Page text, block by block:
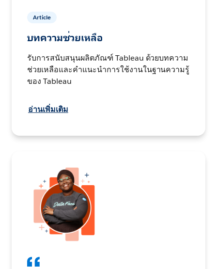
Article
บทความช่วยเหลือ
รับการสนับสนุนผลิตภัณฑ์ Tableau ด้วยบทความ
ช่วยเหลือและคำแนะนำการใช้งานในฐานความรู้
ของ Tableau
อ่านเพิ่มเติม